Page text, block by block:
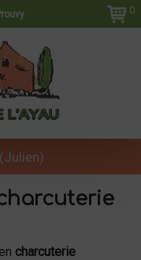
0
charcuterie